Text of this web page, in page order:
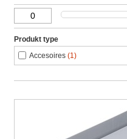
Produkt type
Accesoires (1)